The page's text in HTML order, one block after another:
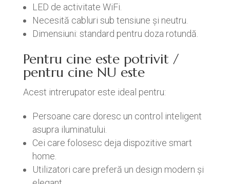
LED de activitate WiFi.
Necesită cabluri sub tensiune și neutru.
Dimensiuni: standard pentru doza rotundă.
Pentru cine este potrivit /
pentru cine NU este
Acest intrerupator este ideal pentru:
Persoane care doresc un control inteligent
asupra iluminatului.
Cei care folosesc deja dispozitive smart
home.
Utilizatori care preferă un design modern și